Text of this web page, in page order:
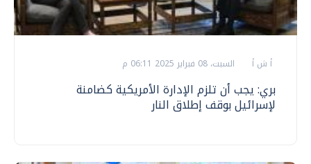
أ ش أ السبت، 08 فبراير 2025 06:11 م
بري: يجب أن تلزم الإدارة الأمريكية كضامنة
لإسرائيل بوقف إطلاق النار